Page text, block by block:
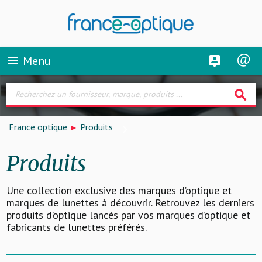
menu Menu
search
France optique Produits
Produits
Une collection exclusive des marques d’optique et
marques de lunettes à découvrir. Retrouvez les derniers
produits d’optique lancés par vos marques d’optique et
fabricants de lunettes préférés.